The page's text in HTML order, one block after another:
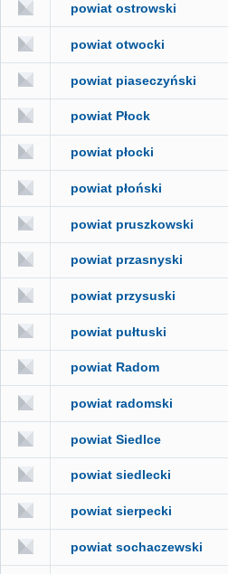
powiat ostrowski
powiat otwocki
powiat piaseczyński
powiat Płock
powiat płocki
powiat płoński
powiat pruszkowski
powiat przasnyski
powiat przysuski
powiat pułtuski
powiat Radom
powiat radomski
powiat Siedlce
powiat siedlecki
powiat sierpecki
powiat sochaczewski